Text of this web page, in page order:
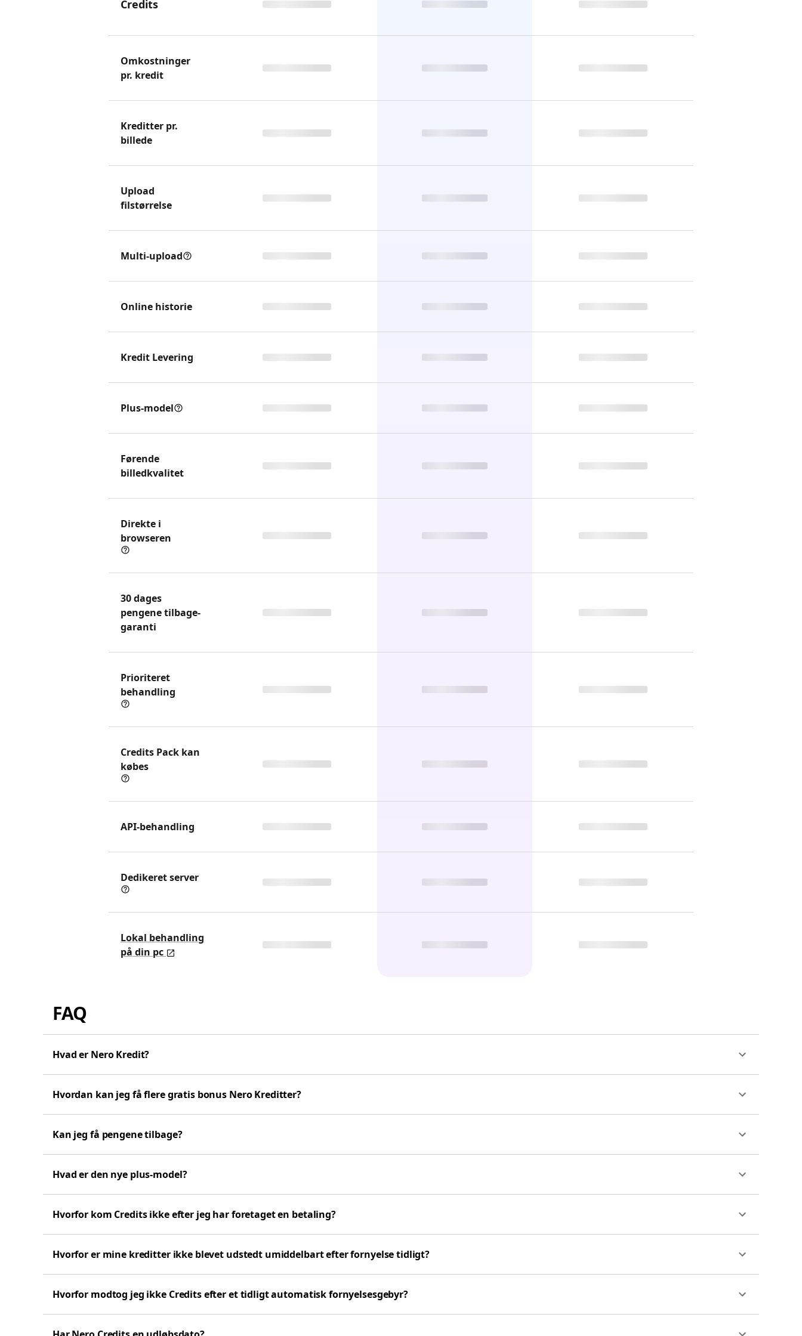
Credits
Omkostninger
pr. kredit
Kreditter pr.
billede
Upload
filstørrelse
Multi-upload
Online historie
Kredit Levering
Plus-model
Førende
billedkvalitet
Direkte i
browseren
30 dages
pengene tilbage-
garanti
Prioriteret
behandling
Credits Pack kan
købes
API-behandling
Dedikeret server
Lokal behandling
på din pc
FAQ
Hvad er Nero Kredit?
Hvordan kan jeg få flere gratis bonus Nero Kreditter?
Kan jeg få pengene tilbage?
Hvad er den nye plus-model?
Hvorfor kom Credits ikke efter jeg har foretaget en betaling?
Hvorfor er mine kreditter ikke blevet udstedt umiddelbart efter fornyelse tidligt?
Hvorfor modtog jeg ikke Credits efter et tidligt automatisk fornyelsesgebyr?